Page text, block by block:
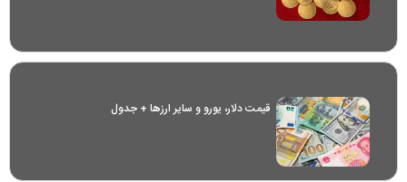
قیمت دلار، یورو و سایر ارز‌ها + جدول